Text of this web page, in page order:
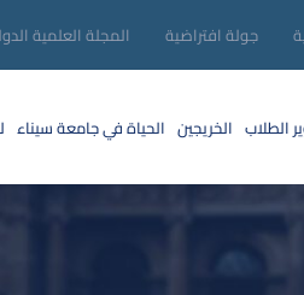
جولة افتراضية المجلة العلمية
الطلاب الخريجين الحياة في جامعة سيناء